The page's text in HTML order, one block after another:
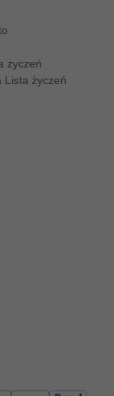
życzeń
Lista życzeń